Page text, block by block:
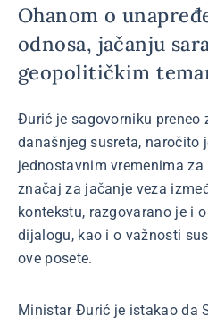
Ohanom o
odnosa, jačanju
geopolitičkim
Đurić je sagovorniku preneo
današnjeg susreta, naročito
jednostavnim vremenima
značaj za jačanje veza
kontekstu, razgovarano je i
dijalogu, kao i o važnosti
ove posete.
Ministar Đurić je istakao da